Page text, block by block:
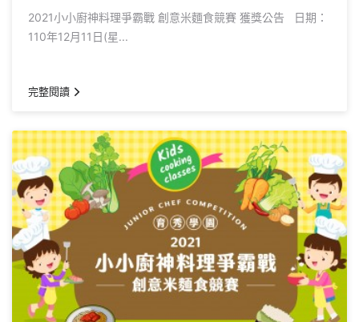
2021小小廚神料理爭霸戰 創意米麵食競賽 獲獎公告 日期：
110年12月11日(星...
完整閱讀